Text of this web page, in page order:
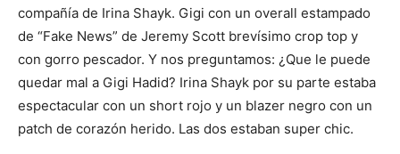
compañía de Irina Shayk. Gigi con un overall estampado
de “Fake News” de Jeremy Scott brevísimo crop top y
con gorro pescador. Y nos preguntamos: ¿Que le puede
quedar mal a Gigi Hadid? Irina Shayk por su parte estaba
espectacular con un short rojo y un blazer negro con un
patch de corazón herido. Las dos estaban super chic.